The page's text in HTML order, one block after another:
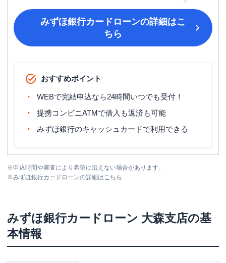
みずほ銀行カードローンの詳細はこ
ちら
おすすめポイント
WEBで完結申込なら24時間いつでも受付！
提携コンビニATMで借入も返済も可能
みずほ銀行のキャッシュカードで利用できる
※申込時間や審査により希望に沿えない場合があります。
※みずほ銀行カードローンの詳細はこちら
みずほ銀行カードローン 大森支店の基
本情報